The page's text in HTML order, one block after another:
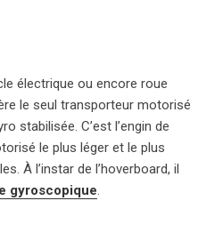
électrique ou encore roue
le seul transporteur motorisé
stabilisée. C’est l’engin de
le plus léger et le plus
À l’instar de l’hoverboard, il
gyroscopique.